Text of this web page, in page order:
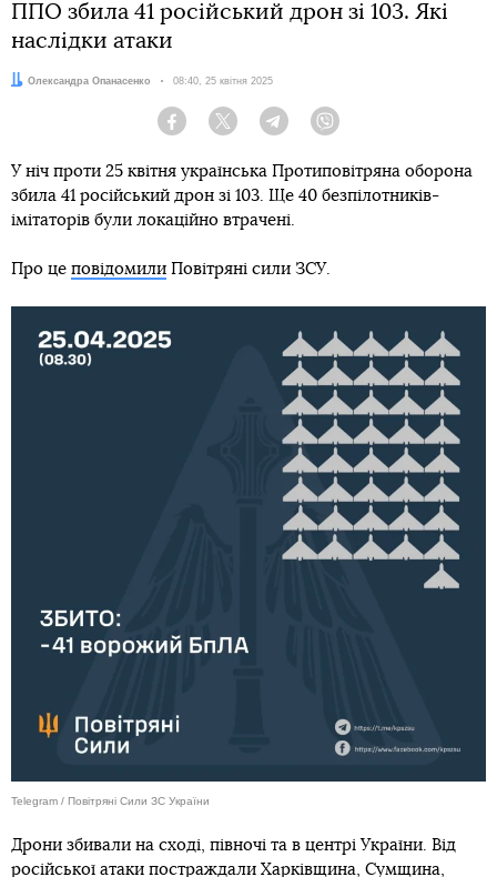
ППО збила 41 російський дрон зі 103. Які
наслідки атаки
Автор:
Олександра Опанасенко Дата:
08:40, 25 квітня 2025
Facebook Twitter Telegram
У ніч проти 25 квітня українська Протиповітряна оборона
збила 41 російський дрон зі 103. Ще 40 безпілотників-
імітаторів були локаційно втрачені.
Про це повідомили Повітряні сили ЗСУ.
Telegram / Повітряні Сили ЗС України
Дрони збивали на сході, півночі та в центрі України. Від
російської атаки постраждали Харківщина, Сумщина,